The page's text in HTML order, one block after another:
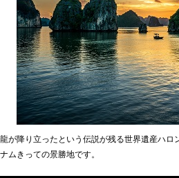
龍が降り立ったという伝説が残る世界遺産ハロ
ナムきっての景勝地です。